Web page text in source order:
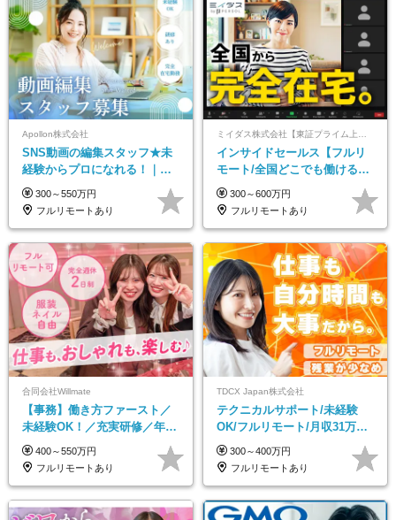
Apollon株式会社
SNS動画の編集スタッフ★未
経験からプロになれる！｜お
うちで働くフルリモート｜残
業ゼロで18時退勤◎
300～550万円
フルリモートあり
インサイドセールス【フルリ
モート/全国どこでも働ける】
未経験OK*土日祝休み*残業少
なめ*在宅勤務手当あり
300～600万円
フルリモートあり
合同会社Willmate
【事務】働き方ファースト／
未経験OK！／充実研修／年休
127日～／残業なし／平均20代
／リモートOK
400～550万円
フルリモートあり
TDCX Japan株式会社
テクニカルサポート/未経験
OK/フルリモート/月収31万円
可/月最大3万のインセンティ
ブ支給/平均年齢33歳
300～400万円
フルリモートあり